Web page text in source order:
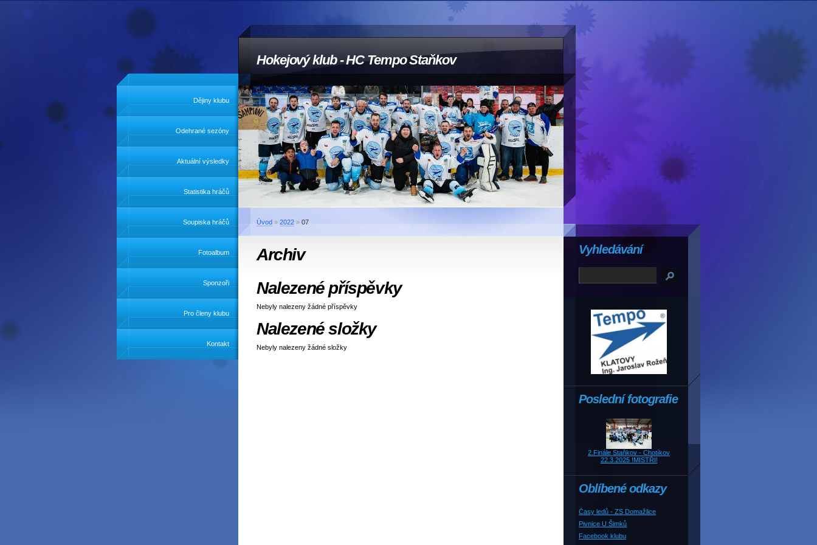
Hokejový klub - HC Tempo Staňkov
Dějiny klubu
Odehrané sezóny
Aktuální výsledky
Statistika hráčů
Soupiska hráčů
Fotoalbum
Sponzoři
Pro členy klubu
Kontakt
Úvod » 2022 » 07
Archiv
Nalezené příspěvky
Nebyly nalezeny žádné příspěvky
Nalezené složky
Nebyly nalezeny žádné složky
Poslední fotografie
2.Finále Staňkov - Chotíkov
22.3.2025 !MISTŘI!
Oblíbené odkazy
Časy ledů - ZS Domažlice
Pivnice U Šimků
Facebook klubu
Vyhledávání